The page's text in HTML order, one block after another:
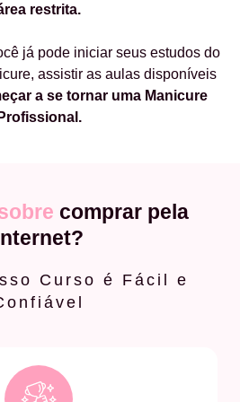
restrita.
já pode iniciar seus estudos do
assistir as aulas disponíveis
a se tornar uma Manicure
Profissional.
comprar pela
Curso é Fácil e